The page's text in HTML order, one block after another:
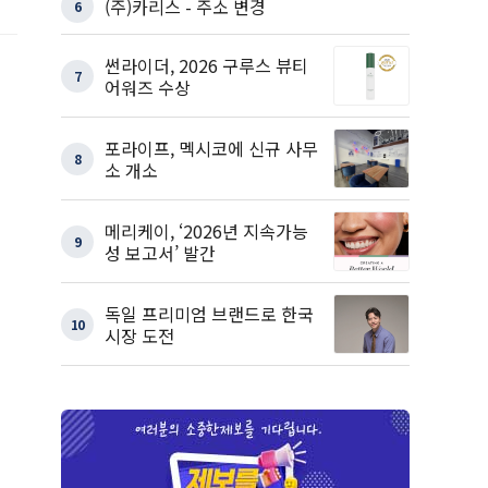
6 (주)카리스 - 주소 변경
7
썬라이더, 2026 구루스 뷰티
어워즈 수상
8
포라이프, 멕시코에 신규 사무
소 개소
9
메리케이, ‘2026년 지속가능
성 보고서’ 발간
10
독일 프리미엄 브랜드로 한국
시장 도전